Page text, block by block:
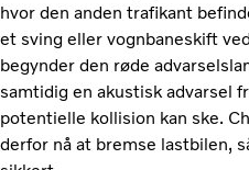
hvor den anden trafikant
et sving eller vognbaneskift
begynder den røde
samtidig en akustisk advarsel
potentielle kollision kan ske.
derfor nå at bremse lastbilen,